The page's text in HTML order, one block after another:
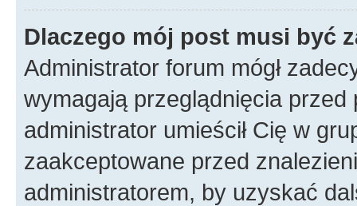
Dlaczego mój post musi być
Administrator forum mógł
wymagają przeglądnięcia
administrator umieścił Cię w
zaakceptowane przed
administratorem, by uzyskać